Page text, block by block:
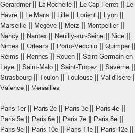
Gérardmer|| La Rochelle Le Cap-Ferret
Le
Havre
Le Mans Lille Lorient Lyon
Marseille Megève Metz Montpellier||
Nancy Nantes Neuilly-sur-Seine Nice
Nîmes Orléans Porto-Vecchio Quimper||
Reims Rennes Rouen
Saint-Germain-en-
Laye
Saint-Malo Saint-Tropez Saverne
Strasbourg Toulon Toulouse Val d'Isère
Valence Versailles
Paris 1er|| Paris 2e Paris 3e Paris 4e
Paris 5e Paris 6e Paris 7e Paris 8e
Paris 9e Paris 10e Paris 11e Paris 12e